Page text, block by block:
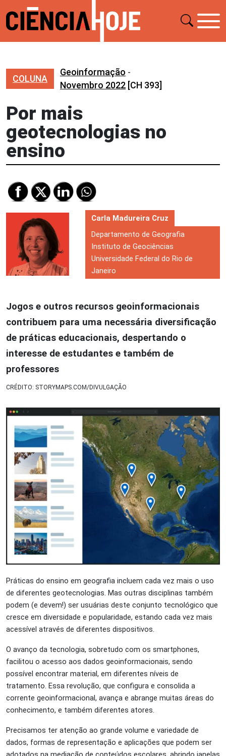
COLUNA
Geoinformação -
Novembro 2022 [CH 393]
Por mais
geotecnologias no
ensino
Carla Madureira Cruz
Departamento de Geografia
Instituto de Geociências
Universidade Federal do Rio de
Janeiro
Jogos e outros recursos geoinformacionais
contribuem para uma necessária diversificação
de práticas educacionais, despertando o
interesse de estudantes e também de
professores
CRÉDITO: STORYMAPS.COM/DIVULGAÇÃO
Práticas do ensino em geografia incluem cada vez mais o uso
de diferentes geotecnologias. Mas outras disciplinas também
podem (e devem!) ser usuárias deste conjunto tecnológico que
cresce em diversidade e popularidade, estando cada vez mais
acessível através de diferentes dispositivos.
O avanço da tecnologia, sobretudo com os smartphones,
facilitou o acesso aos dados geoinformacionais, sendo
possível encontrar material, em diferentes níveis de
tratamento. Essa revolução, que configura e consolida a
corrente geoinformacional, avança e abrange muitas áreas do
conhecimento, e também diferentes atores.
Precisamos ter atenção ao grande volume e variedade de
dados, formas de representação e aplicações que podem ser